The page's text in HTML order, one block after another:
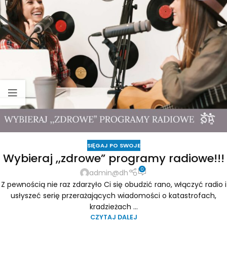
SIĘGAJ PO SWOJE
Wybieraj ,,zdrowe” programy radiowe!!!
admin@dh 0
Z pewnością nie raz zdarzyło Ci się obudzić rano, włączyć radio i
usłyszeć serię przerażających wiadomości o katastrofach,
kradzieżach ...
CZYTAJ DALEJ